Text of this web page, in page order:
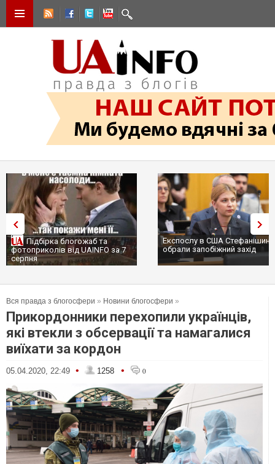
Підбірка блогожаб та
фотоприколів від UAINFO за 7
серпня
Експослу в США
обрали запобіжний захід
Вся правда з блогосфери » Новини блогосфери »
Прикордонники перехопили українців,
які втекли з обсервації та намагалися
виїхати за кордон
05.04.2020, 22:49 • 1258 • 0